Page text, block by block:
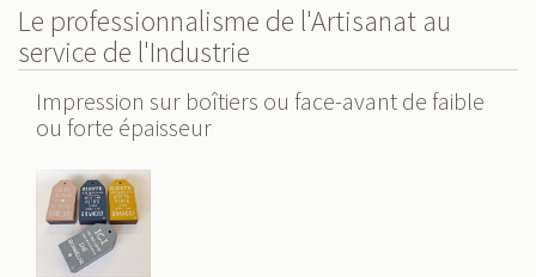
Le professionnalisme de l'Artisanat au
service de l'Industrie
Impression sur boîtiers ou face-avant de faible
ou forte épaisseur